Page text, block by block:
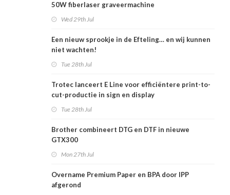
50W fiberlaser graveermachine
Wed 29th Jul
Een nieuw sprookje in de Efteling… en wij kunnen
niet wachten!
Tue 28th Jul
Trotec lanceert E Line voor efficiëntere print-to-
cut-productie in sign en display
Tue 28th Jul
Brother combineert DTG en DTF in nieuwe
GTX300
Mon 27th Jul
Overname Premium Paper en BPA door IPP
afgerond